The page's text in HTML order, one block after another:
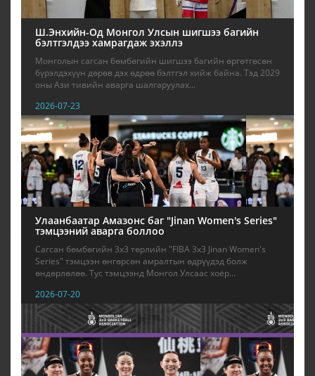
Ш.Энхийн-Од Монгол Улсын шигшээ багийн
бэлтгэлдээ хамрагдаж эхэллэ
Монголын сагсан бөмбөгийн шигшээ багийн өргөтгөсөн
бүрэлдэхүүн дөрөв дэх өдрөө бэлтгэл хийж байна. Тэд 2029
оны Ази тивийн аварга шалгаруулах...
2026-07-23
Улаанбаатар Амазонс баг "Jinan Women's Series"
тэмцээний аварга боллоо
Сагсан бөмбөгийн 3х3 төрлийн "FIBA 3x3 Jinan Women's
Series" тэмцээн өнгөрсөн амралтын өдрүүдэд болж
өндөрлөлөө. Тус тэмцээнд Монгол Улсаас хоёр...
2026-07-20